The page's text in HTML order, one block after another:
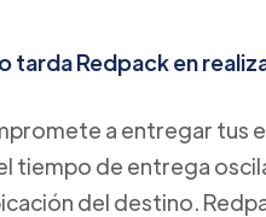
tarda Redpack en
a entregar tus
tiempo de entrega
del destino.